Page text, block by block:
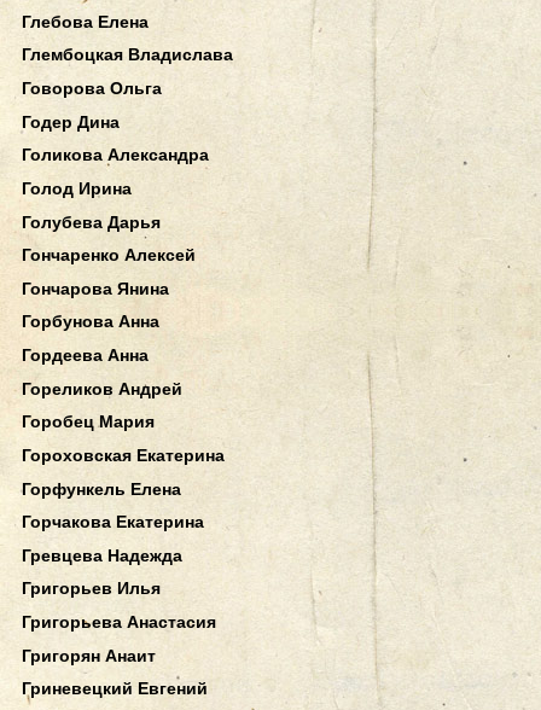
Глебова Елена
Глембоцкая Владислава
Говорова Ольга
Годер Дина
Голикова Александра
Голод Ирина
Голубева Дарья
Гончаренко Алексей
Гончарова Янина
Горбунова Анна
Гордеева Анна
Гореликов Андрей
Горобец Мария
Гороховская Екатерина
Горфункель Елена
Горчакова Екатерина
Гревцева Надежда
Григорьев Илья
Григорьева Анастасия
Григорян Анаит
Гриневецкий Евгений